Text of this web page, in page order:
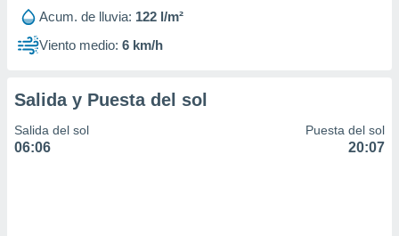
Acum. de lluvia: 122 l/m²
Viento medio: 6 km/h
Salida y Puesta del sol
Salida del sol
06:06
Puesta del sol
20:07